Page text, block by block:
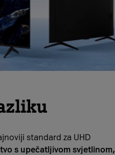
standard za UHD
s upečatljivom svjetlinom,